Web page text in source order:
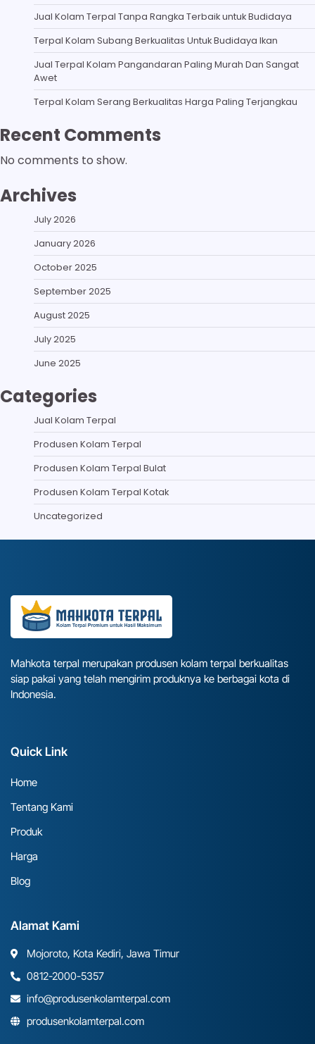
Jual Kolam Terpal Tanpa Rangka Terbaik untuk Budidaya
Terpal Kolam Subang Berkualitas Untuk Budidaya Ikan
Jual Terpal Kolam Pangandaran Paling Murah Dan Sangat
Awet
Terpal Kolam Serang Berkualitas Harga Paling Terjangkau
Recent Comments
No comments to show.
Archives
July 2026
January 2026
October 2025
September 2025
August 2025
July 2025
June 2025
Categories
Jual Kolam Terpal
Produsen Kolam Terpal
Produsen Kolam Terpal Bulat
Produsen Kolam Terpal Kotak
Uncategorized
Mahkota terpal merupakan produsen kolam terpal berkualitas
siap pakai yang telah mengirim produknya ke berbagai kota di
Indonesia.
Quick Link
Home
Tentang Kami
Produk
Harga
Blog
Alamat Kami
Mojoroto, Kota Kediri, Jawa Timur
0812-2000-5357
info@produsenkolamterpal.com
produsenkolamterpal.com